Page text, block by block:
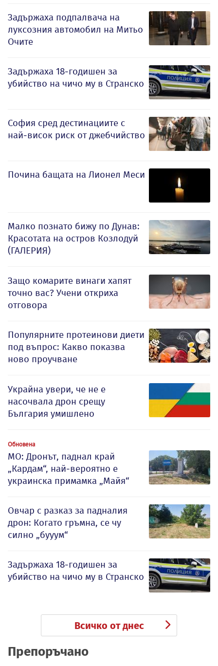
Задържаха подпалвача на
луксозния автомобил на Митьо
Очите
Задържаха 18-годишен за
убийство на чичо му в Странско
София сред дестинациите с
най-висок риск от джебчийство
Почина бащата на Лионел Меси
Малко познато бижу по Дунав:
Красотата на остров Козлодуй
(ГАЛЕРИЯ)
Защо комарите винаги хапят
точно вас? Учени откриха
отговора
Популярните протеинови диети
под въпрос: Какво показва
ново проучване
Украйна увери, че не е
насочвала дрон срещу
България умишлено
Обновена
МО: Дронът, паднал край
„Кардам“, най-вероятно е
украинска примамка „Майя“
Овчар с разказ за падналия
дрон: Когато гръмна, се чу
силно „бууум“
Задържаха 18-годишен за
убийство на чичо му в Странско
Всичко от днес
Препоръчано